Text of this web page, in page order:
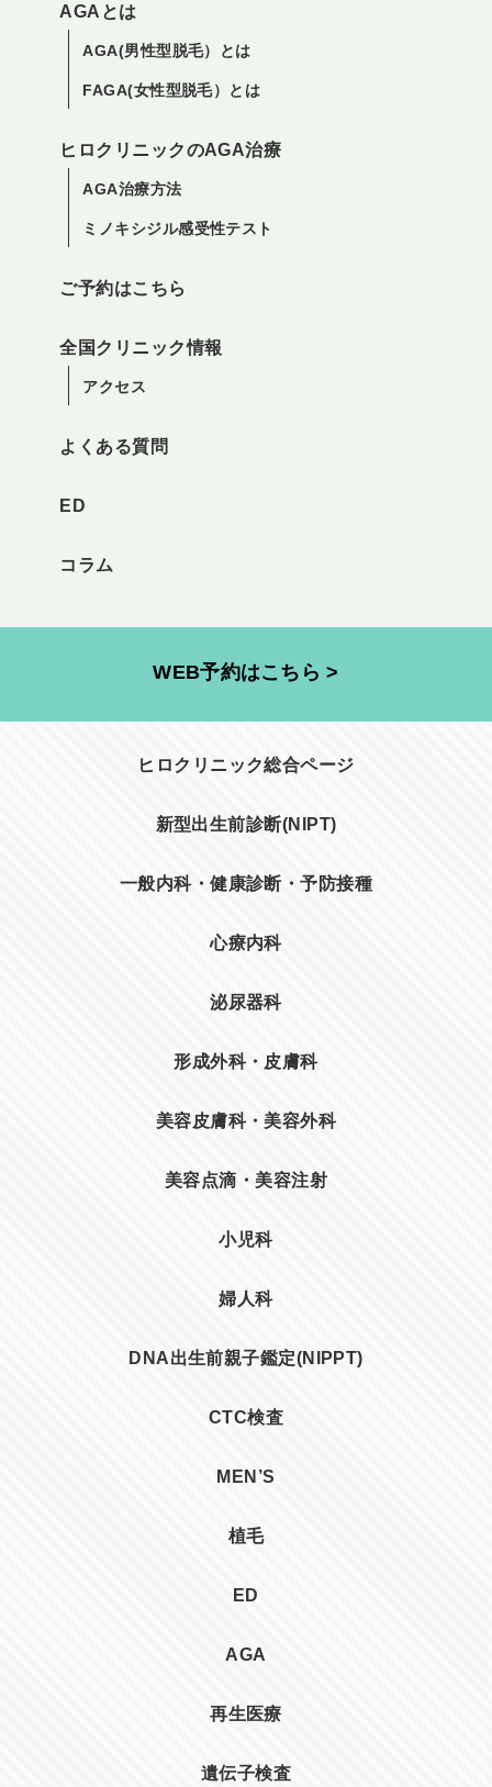
AGAとは
AGA(男性型脱毛）とは
FAGA(女性型脱毛）とは
ヒロクリニックのAGA治療
AGA治療方法
ミノキシジル感受性テスト
ご予約はこちら
全国クリニック情報
アクセス
よくある質問
ED
コラム
WEB予約はこちら >
ヒロクリニック総合ページ
新型出生前診断(NIPT)
一般内科・健康診断・予防接種
心療内科
泌尿器科
形成外科・皮膚科
美容皮膚科・美容外科
美容点滴・美容注射
小児科
婦人科
DNA出生前親子鑑定(NIPPT)
CTC検査
MEN’S
植毛
ED
AGA
再生医療
遺伝子検査